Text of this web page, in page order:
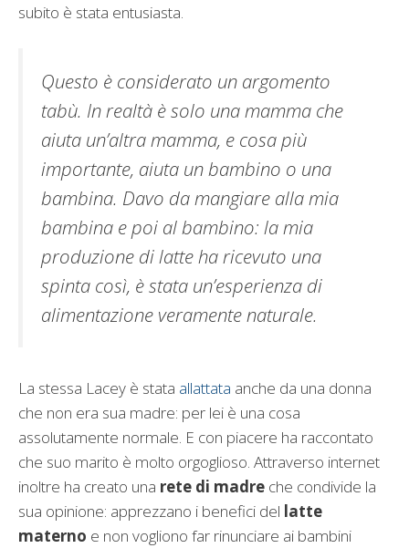
subito è stata entusiasta.
Questo è considerato un argomento
tabù. In realtà è solo una mamma che
aiuta un’altra mamma, e cosa più
importante, aiuta un bambino o una
bambina. Davo da mangiare alla mia
bambina e poi al bambino: la mia
produzione di latte ha ricevuto una
spinta così, è stata un’esperienza di
alimentazione veramente naturale.
La stessa Lacey è stata allattata anche da una donna
che non era sua madre: per lei è una cosa
assolutamente normale. E con piacere ha raccontato
che suo marito è molto orgoglioso. Attraverso internet
inoltre ha creato una rete di madre che condivide la
sua opinione: apprezzano i benefici del latte
materno e non vogliono far rinunciare ai bambini